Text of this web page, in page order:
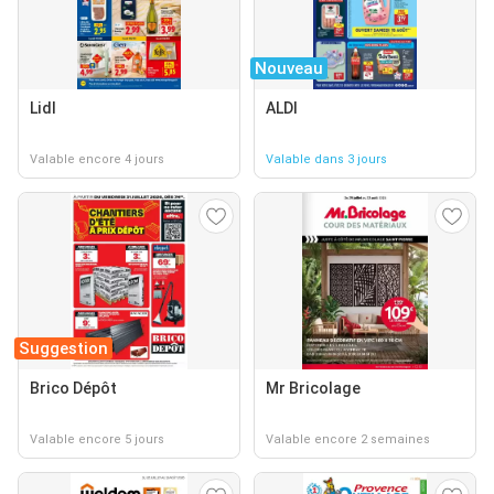
Lidl
Valable encore 4 jours
Nouveau
ALDI
Valable dans 3 jours
Suggestion
Brico Dépôt
Valable encore 5 jours
Mr Bricolage
Valable encore 2 semaines